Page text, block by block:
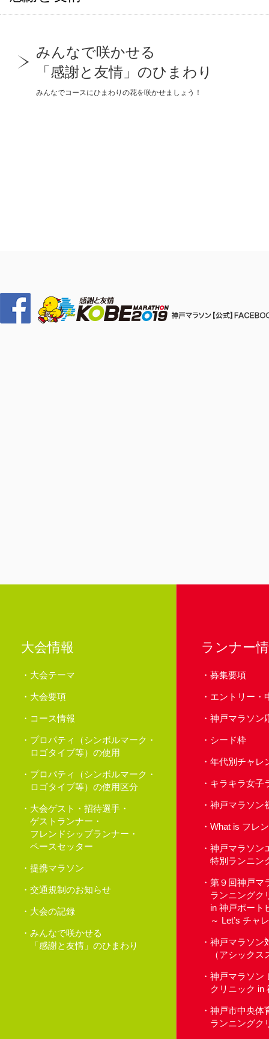
みんなで咲かせる
「感謝と友情」のひまわり
みんなでコースにひまわりの花を咲かせましょう！
大会情報
大会テーマ
大会要項
コース情報
プロパティ（シンボルマーク・
ロゴタイプ等）の使用
プロパティ（シンボルマーク・
ロゴタイプ等）の使用区分
大会ゲスト・招待選手・
ゲストランナー・
フレンドシップランナー・
ペースセッター
提携マラソン
交通規制のお知らせ
大会の記録
みんなで咲かせる
「感謝と友情」のひまわり
ランナー
募集要項
エントリー・
神戸マラソン
シード枠
年代別チャレ
キラキラ女子
神戸マラソン
What is フレ
神戸マラソン
特別ランニン
第９回神戸マ
ランニングク
in 神戸ポート
～ Let’s チャ
神戸マラソ
（アシックス
神戸マラソン
クリニック in
神戸市中央体
ランニングク